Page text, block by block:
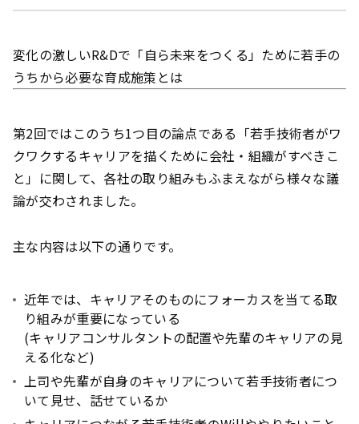
変化の激しいR&Dで「自ら未来をつくる」ために若手の
うちから必要な育成施策とは
第2回ではこのうち1つ目の論点である「若手技術者がワ
クワクするキャリアを描くために会社・組織がすべきこ
と」に関して、各社の取り組みもふまえながら様々な議
論が交わされました。
主な内容は以下の通りです。
近年では、キャリアそのものにフォーカスを当てる取
り組みが重要になっている
(キャリアコンサルタントの配置や先輩のキャリアの見
える化など)
上司や先輩が自身のキャリアについて若手技術者につ
いて見せ、話せているか